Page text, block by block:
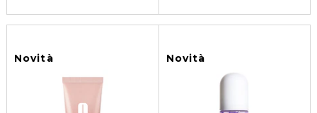
Novità Novità